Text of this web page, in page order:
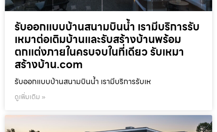
รับออกแบบบ้านสนามบินน้ำ เรามีบริการรับ
เหมาต่อเติมบ้านและรับสร้างบ้านพร้อม
ตกแต่งภายในครบจบในที่เดียว รับเหมา
สร้างบ้าน.com
รับออกแบบบ้านสนามบินน้ำ เรามีบริการรับเห
ดูเพิ่มเติม »